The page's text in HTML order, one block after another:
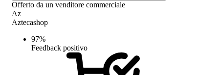
Offerto da un venditore commerciale
Az
Aztecashop
97%
Feedback positivo